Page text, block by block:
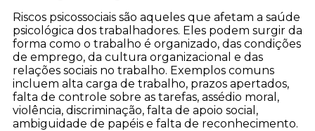
Riscos psicossociais são aqueles que afetam a saúde
psicológica dos trabalhadores. Eles podem surgir da
forma como o trabalho é organizado, das condições
de emprego, da cultura organizacional e das
relações sociais no trabalho. Exemplos comuns
incluem alta carga de trabalho, prazos apertados,
falta de controle sobre as tarefas, assédio moral,
violência, discriminação, falta de apoio social,
ambiguidade de papéis e falta de reconhecimento.